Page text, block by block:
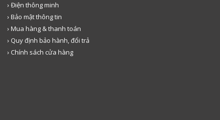
› Điện thông minh
› Bảo mật thông tin
› Mua hàng & thanh toán
› Quy định bảo hành, đổi trả
› Chính sách cửa hàng